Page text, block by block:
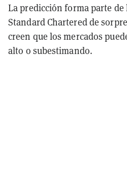
La predicción forma parte de
Standard Chartered de
creen que los mercados
alto o subestimando.